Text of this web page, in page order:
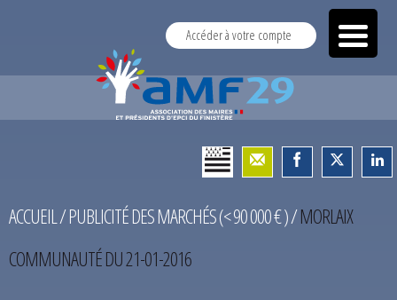
Accéder à votre compte
ACCUEIL/PUBLICITÉ DES MARCHÉS (< 90 000 € )/MORLAIX
COMMUNAUTÉ DU 21-01-2016